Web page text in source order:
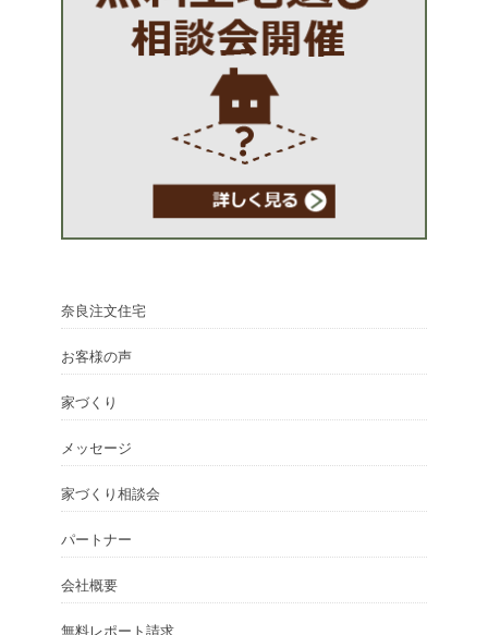
奈良注文住宅
お客様の声
家づくり
メッセージ
家づくり相談会
パートナー
会社概要
無料レポート請求